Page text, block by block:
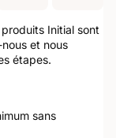
Initial sont
et nous
étapes.
sans